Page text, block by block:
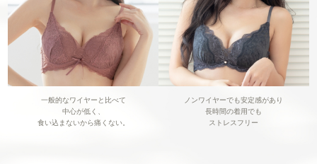
一般的なワイヤーと比べて
中心が低く、
食い込まないから痛くない。
ノンワイヤーでも安定感があり
長時間の着用でも
ストレスフリー